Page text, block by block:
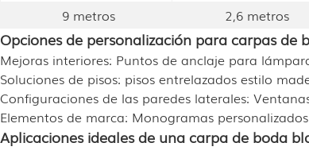
9 metros
2,6 metros
Opciones de personalización para carpas de
Mejoras interiores: Puntos de anclaje para
Soluciones de pisos: pisos entrelazados estilo
Configuraciones de las paredes laterales:
Elementos de marca: Monogramas
Aplicaciones ideales de una carpa de boda